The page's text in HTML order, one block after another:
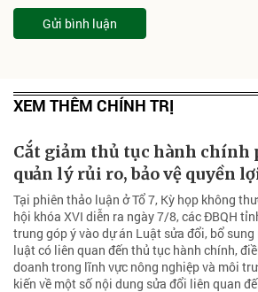
Gửi bình luận
XEM THÊM CHÍNH TRỊ
Cắt giảm thủ tục hành chính
quản lý rủi ro, bảo vệ quyền
Tại phiên thảo luận ở Tổ 7, Kỳ họp không
hội khóa XVI diễn ra ngày 7/8, các ĐBQH
trung góp ý vào dự án Luật sửa đổi, bổ
luật có liên quan đến thủ tục hành chính,
doanh trong lĩnh vực nông nghiệp và môi
kiến về một số nội dung sửa đổi liên quan